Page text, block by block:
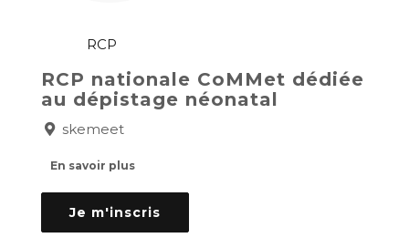
RCP
RCP nationale CoMMet dédiée
au dépistage néonatal
skemeet
En savoir plus
Je m'inscris